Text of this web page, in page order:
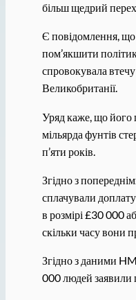
більш щедрий
Є повідомлення,
пом’якшити
спровокувала
Великобританії.
Уряд каже, що його
мільярда фунтів
п’яти років.
Згідно з
сплачували
в розмірі £30 000
скільки часу вони
Згідно з даними
000 людей заявили